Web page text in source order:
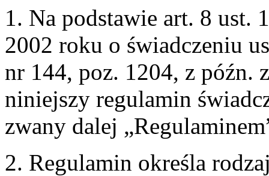
1. Na podstawie art. 8 ust.
2002 roku o świadczeniu
nr 144, poz. 1204, z późn.
niniejszy regulamin
zwany dalej
2. Regulamin określa